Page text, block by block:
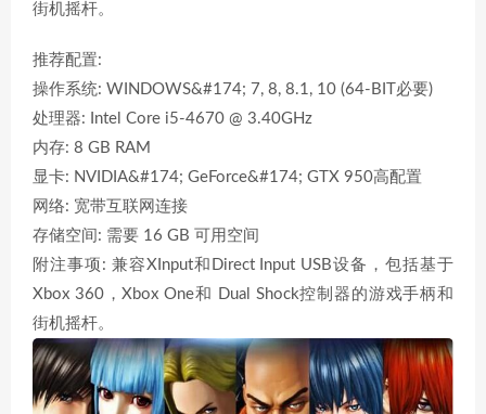
街机摇杆。
推荐配置:
操作系统: WINDOWS&#174; 7, 8, 8.1, 10 (64-BIT必要)
处理器: Intel Core i5-4670 @ 3.40GHz
内存: 8 GB RAM
显卡: NVIDIA&#174; GeForce&#174; GTX 950高配置
网络: 宽带互联网连接
存储空间: 需要 16 GB 可用空间
附注事项: 兼容XInput和Direct Input USB设备，包括基于
Xbox 360，Xbox One和 Dual Shock控制器的游戏手柄和
街机摇杆。